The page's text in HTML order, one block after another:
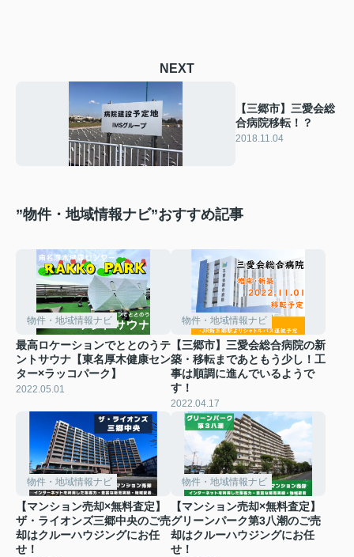
NEXT
【三郷市】三愛会総
合病院移転！？
2018.11.04
”物件・地域情報ナビ”おすすめ記事
物件・地域情報ナビ
最高ロケーションでととのうテ
ントサウナ【東名厚木健康セン
ター×ラッコパーク】
2022.05.01
物件・地域情報ナビ
【三郷市】三愛会総合病院の新
築・移転まであともう少し！工
事は順調に進んでいるようで
す！
2022.04.17
物件・地域情報ナビ
【マンション売却×無料査定】
ザ・ライオンズ三郷中央のご売
却はクルーハウジングにお任
せ！
物件・地域情報ナビ
【マンション売却×無料査定】
グリーンパーク第3八潮のご売
却はクルーハウジングにお任
せ！